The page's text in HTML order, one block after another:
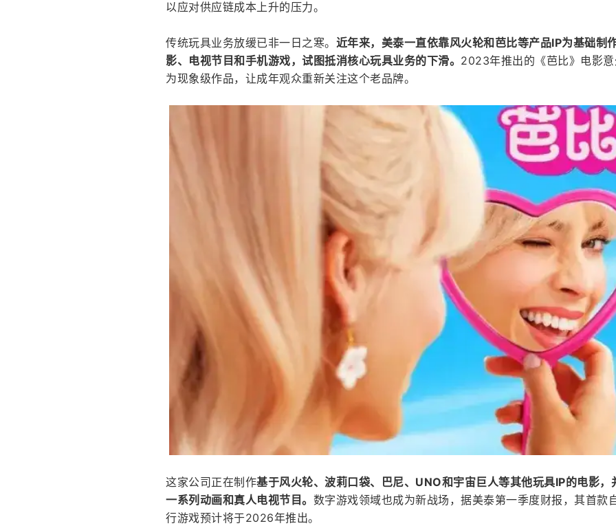
以应对供应链成本上升的压力。
传统玩具业务放缓已非一日之寒。 近年来，美泰一直依靠风火轮和芭比等产品IP为基础制
影、电视节目和手机游戏，试图抵消核心玩具业务的下滑。 2023年推出的《芭比》电影
为现象级作品，让成年观众重新关注这个老品牌。
这家公司正在制作基于风火轮、波莉口袋、巴尼、UNO和宇宙巨人等其他玩具IP的电影，
一系列动画和真人电视节目。 数字游戏领域也成为新战场，据美泰第一季度财报，其首款
行游戏预计将于2026年推出。